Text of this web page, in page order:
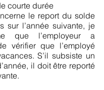
courte durée
le report du solde
sur l’année suivante, je
que l’employeur a
vérifier que l’employé
S’il subsiste un
il doit être reporté